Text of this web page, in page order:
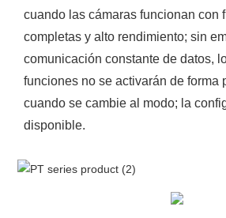
cuando las cámaras funcionan con
completas y alto rendimiento; sin
comunicación constante de datos,
funciones no se activarán de forma
cuando se cambie al modo; la
disponible.